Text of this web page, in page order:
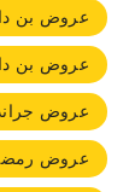
عروض بن
عروض بن
عروض
عروض